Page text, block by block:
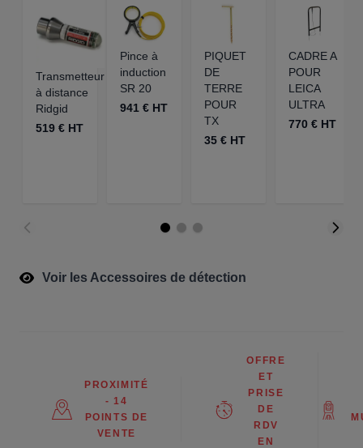
Transmetteur
à distance
Ridgid
519 € HT
Pince à
induction
SR 20
941 € HT
PIQUET
DE
TERRE
POUR
TX
35 € HT
CADRE A
POUR
LEICA
ULTRA
770 € HT
Voir les Accessoires de détection
PROXIMITÉ
- 14
POINTS DE
VENTE
OFFRE
ET
PRISE
DE
RDV
EN